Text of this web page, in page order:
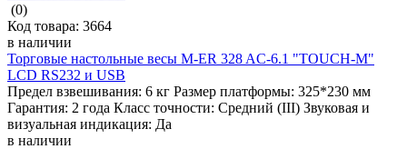
(0)
Код товара: 3664
в наличии
Торговые настольные весы M-ER 328 AC-6.1 "TOUCH-M"
LCD RS232 и USB
Предел взвешивания: 6 кг Размер платформы: 325*230 мм
Гарантия: 2 года Класс точности: Средний (III) Звуковая и
визуальная индикация: Да
в наличии